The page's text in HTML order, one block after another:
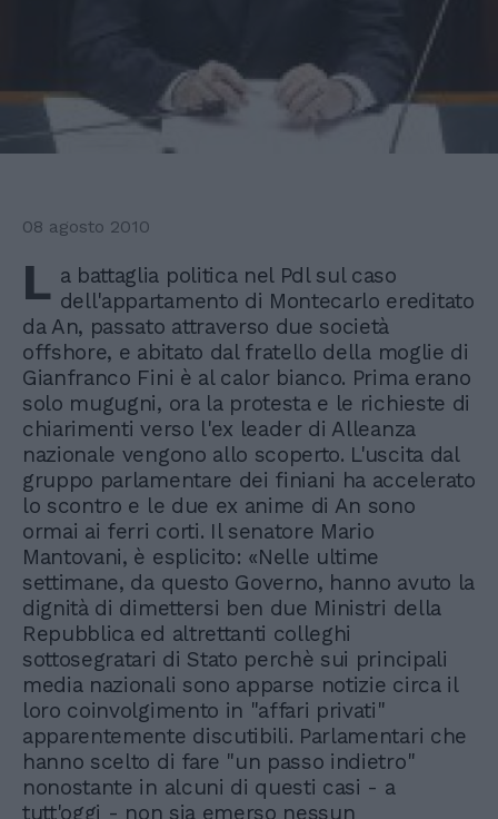
08 agosto 2010
L a battaglia politica nel Pdl sul caso
dell'appartamento di Montecarlo ereditato
da An, passato attraverso due società
offshore, e abitato dal fratello della moglie di
Gianfranco Fini è al calor bianco. Prima erano
solo mugugni, ora la protesta e le richieste di
chiarimenti verso l'ex leader di Alleanza
nazionale vengono allo scoperto. L'uscita dal
gruppo parlamentare dei finiani ha accelerato
lo scontro e le due ex anime di An sono
ormai ai ferri corti. Il senatore Mario
Mantovani, è esplicito: «Nelle ultime
settimane, da questo Governo, hanno avuto la
dignità di dimettersi ben due Ministri della
Repubblica ed altrettanti colleghi
sottosegratari di Stato perchè sui principali
media nazionali sono apparse notizie circa il
loro coinvolgimento in "affari privati"
apparentemente discutibili. Parlamentari che
hanno scelto di fare "un passo indietro"
nonostante in alcuni di questi casi - a
tutt'oggi - non sia emerso nessun